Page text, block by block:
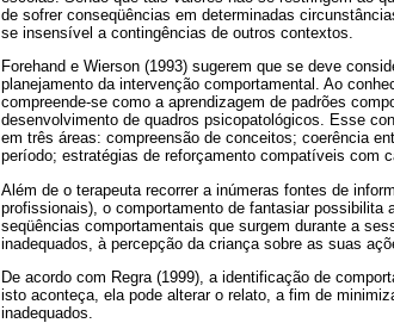
de sofrer conseqüências em determinadas
se insensível a contingências de outros contextos.
Forehand e Wierson (1993) sugerem que se deve
planejamento da intervenção comportamental. Ao
compreende-se como a aprendizagem de padrões
desenvolvimento de quadros psicopatológicos. Esse
em três áreas: compreensão de conceitos; coerência
período; estratégias de reforçamento compatíveis com
Além de o terapeuta recorrer a inúmeras fontes de
profissionais), o comportamento de fantasiar
seqüências comportamentais que surgem durante a
inadequados, à percepção da criança sobre as suas
De acordo com Regra (1999), a identificação de
isto aconteça, ela pode alterar o relato, a fim de
inadequados.